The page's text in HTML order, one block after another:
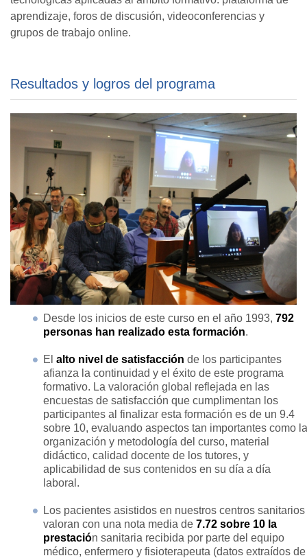
aprendizaje, foros de discusión, videoconferencias y
grupos de trabajo online.
Resultados y logros del programa
Desde los inicios de este curso en el año 1993, 792
personas han realizado esta formación.
El alto nivel de satisfacción de los participantes
afianza la continuidad y el éxito de este programa
formativo. La valoración global reflejada en las
encuestas de satisfacción que cumplimentan los
participantes al finalizar esta formación es de un 9.4
sobre 10, evaluando aspectos tan importantes como la
organización y metodología del curso, material
didáctico, calidad docente de los tutores, y
aplicabilidad de sus contenidos en su día a día
laboral.
Los pacientes asistidos en nuestros centros sanitarios
valoran con una nota media de 7.72 sobre 10 la
prestación sanitaria recibida por parte del equipo
médico, enfermero y fisioterapeuta (datos extraídos de